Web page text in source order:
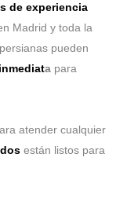
de experiencia
Madrid y toda la
pueden
a para
atender cualquier
están listos para